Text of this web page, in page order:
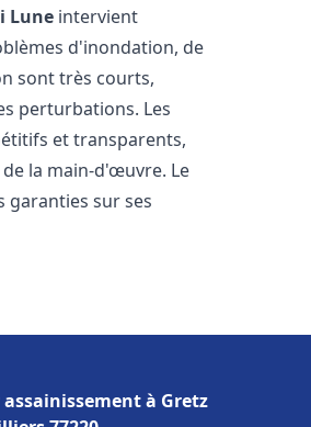
Lune intervient
d'inondation, de
sont très courts,
perturbations. Les
et transparents,
la main-d'œuvre. Le
garanties sur ses
à Gretz